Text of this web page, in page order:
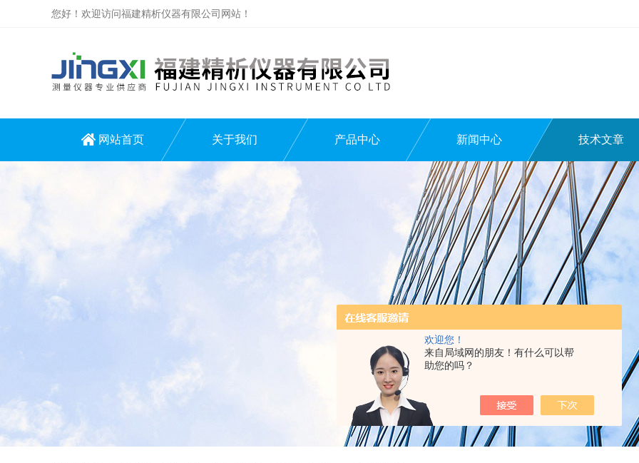
欢迎您！
来自局域网的朋友！有什么可以帮
助您的吗？
您好！欢迎访问福建精析仪器有限公司网站！
网站首页 关于我们 产品中心 新闻中心 技术文章